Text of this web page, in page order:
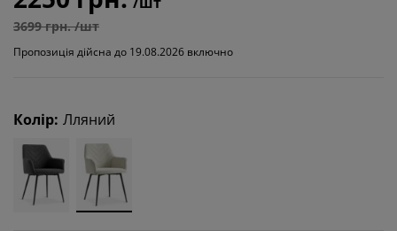
3699 грн. /шт
Пропозиція дійсна до 19.08.2026 включно
Колір: Лляний